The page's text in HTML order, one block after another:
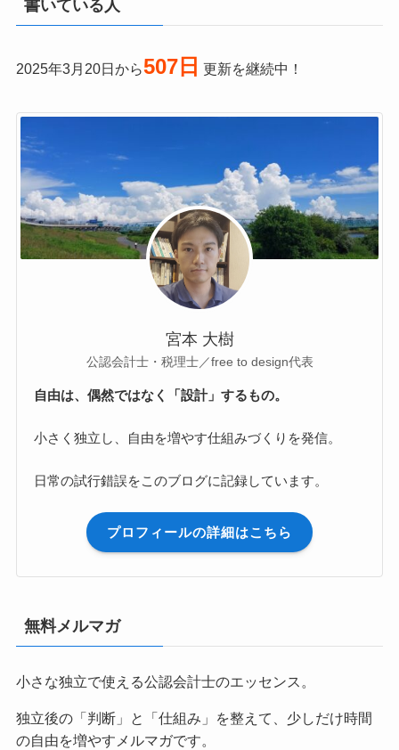
書いている人
2025年3月20日から507日 更新を継続中！
宮本 大樹
公認会計士・税理士／free to design代表
自由は、偶然ではなく「設計」するもの。
小さく独立し、自由を増やす仕組みづくりを発信。
日常の試行錯誤をこのブログに記録しています。
プロフィールの詳細はこちら
無料メルマガ
小さな独立で使える公認会計士のエッセンス。
独立後の「判断」と「仕組み」を整えて、少しだけ時間
の自由を増やすメルマガです。